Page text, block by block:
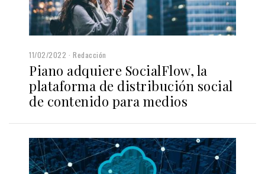
11/02/2022 Redacción
Piano adquiere SocialFlow, la
plataforma de distribución social
de contenido para medios